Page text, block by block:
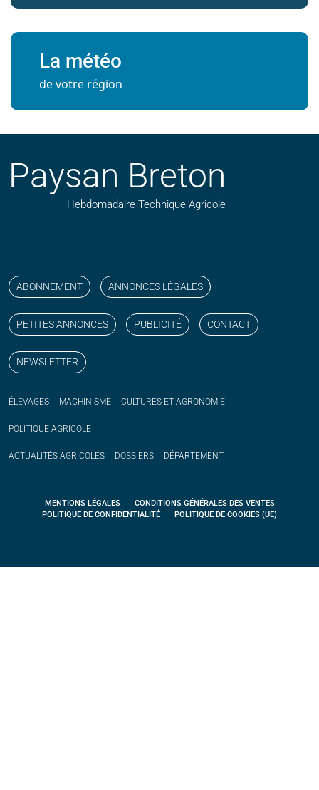
La météo
de votre région
Paysan Breton
Hebdomadaire Technique Agricole
ABONNEMENT ANNONCES LÉGALES
PETITES ANNONCES PUBLICITÉ CONTACT
NEWSLETTER
ÉLEVAGES MACHINISME CULTURES ET AGRONOMIE
POLITIQUE AGRICOLE
ACTUALITÉS AGRICOLES DOSSIERS DÉPARTEMENT
MENTIONS LÉGALES
CONDITIONS GÉNÉRALES DES VENTES
POLITIQUE DE CONFIDENTIALITÉ
POLITIQUE DE COOKIES (UE)